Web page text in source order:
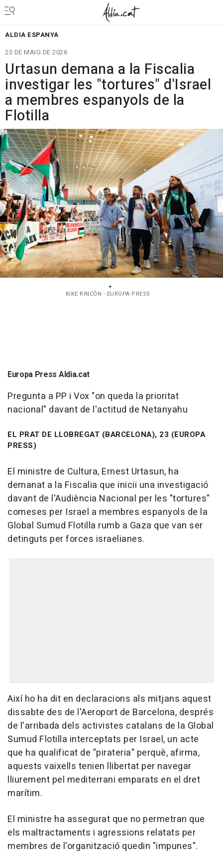
ALDIA ESPANYA
23 DE MAIG DE 2026
Urtasun demana a la Fiscalia
investigar les "tortures" d'Israel
a membres espanyols de la
Flotilla
KIKE RINCÓN - EUROPA PRESS
Europa Press Aldia.cat
Pregunta a PP i Vox "on queda la prioritat
nacional" davant de l'actitud de Netanyahu
EL PRAT DE LLOBREGAT (BARCELONA), 23 (EUROPA
PRESS)
El ministre de Cultura, Ernest Urtasun, ha
demanat a la Fiscalia que iniciï una investigació
davant de l'Audiència Nacional per les "tortures"
comeses per Israel a membres espanyols de la
Global Sumud Flotilla rumb a Gaza que van ser
detinguts per forces israelianes.
Així ho ha dit en declaracions als mitjans aquest
dissabte des de l'Aeroport de Barcelona, després
de l'arribada dels activistes catalans de la Global
Sumud Flotilla interceptats per Israel, un acte
que ha qualificat de "pirateria" perquè, afirma,
aquests vaixells tenien llibertat per navegar
lliurement pel mediterrani emparats en el dret
marítim.
El ministre ha assegurat que no permetran que
els maltractaments i agressions relatats per
membres de l'organització quedin "impunes".